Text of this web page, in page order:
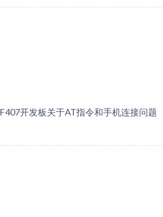
开发板关于AT指令和手机连接问题